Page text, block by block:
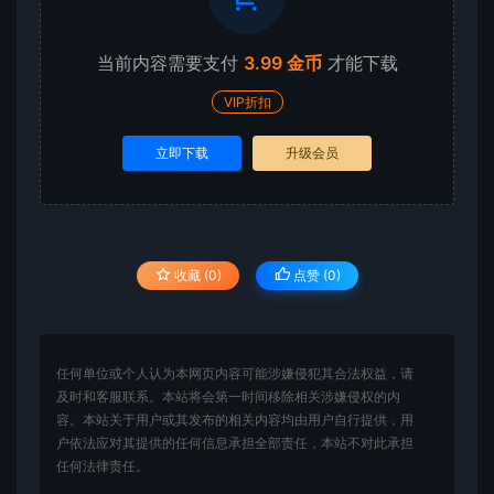
当前内容需要支付 3.99 金币 才能下载
VIP折扣
立即下载 升级会员
收藏 (0) 点赞 (0)
任何单位或个人认为本网页内容可能涉嫌侵犯其合法权益，请
及时和客服联系。本站将会第一时间移除相关涉嫌侵权的内
容。本站关于用户或其发布的相关内容均由用户自行提供，用
户依法应对其提供的任何信息承担全部责任，本站不对此承担
任何法律责任。